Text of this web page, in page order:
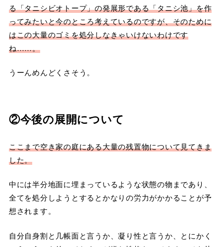
る「タニシビオトープ」の発展形である「タニシ池」を作
ってみたいと今のところ考えているのですが、そのために
はこの大量のゴミを処分しなきゃいけないわけです
ね……。
うーんめんどくさそう。
②今後の展開について
ここまで空き家の庭にある大量の残置物について見てきま
した。
中には半分地面に埋まっているような状態の物まであり、
全てを処分しようとするとかなりの労力がかかることが予
想されます。
自分自身割と几帳面と言うか、凝り性と言うか、とにかく